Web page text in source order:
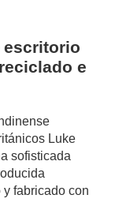
escritorio
e
Luke
sofisticada
fabricado con